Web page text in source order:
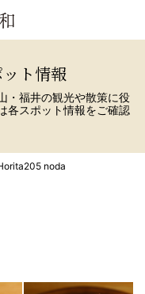
ト情報
・福井の観光や散策に役
各スポット情報をご確認
noda